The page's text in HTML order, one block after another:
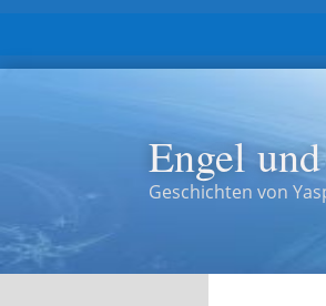
Engel
Geschichten von